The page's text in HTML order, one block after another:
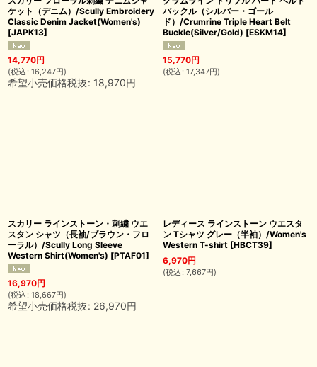
ケット（デニム）/Scully Embroidery
Classic Denim Jacket(Women's)
[JAPK13]
14,770円
(税込 : 16,247円)
希望小売価格税抜: 18,970円
バックル（シルバー・ゴール
ド）/Crumrine Triple Heart Belt
Buckle(Silver/Gold) [ESKM14]
15,770円
(税込 : 17,347円)
スカリー ラインストーン・刺繍 ウエ
スタン シャツ（長袖/ブラウン・フロ
ーラル）/Scully Long Sleeve
Western Shirt(Women's) [PTAF01]
16,970円
(税込 : 18,667円)
希望小売価格税抜: 26,970円
レディース ラインストーン ウエスタ
ン Tシャツ グレー（半袖）/Women's
Western T-shirt [HBCT39]
6,970円
(税込 : 7,667円)